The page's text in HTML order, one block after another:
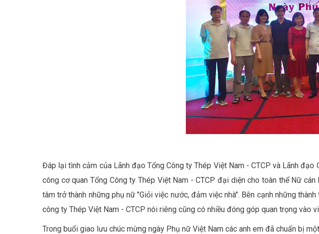
Đáp lại tình cảm của Lãnh đạo Tổng Công ty Thép Việt Nam - CTCP và Lãnh
công cơ quan Tổng Công ty Thép Việt Nam - CTCP đại diện cho toàn thể Nữ
tâm trở thành những phụ nữ "Giỏi việc nước, đảm việc nhà". Bên cạnh những
công ty Thép Việt Nam - CTCP nói riêng cũng có nhiều đóng góp quan trọng vào
Trong buổi giao lưu chúc mừng ngày Phụ nữ Việt Nam các anh em đã chuẩn bị